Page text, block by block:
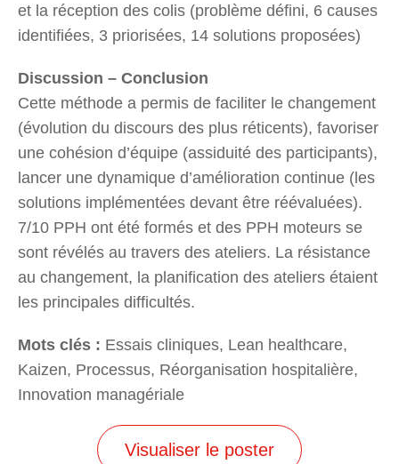
et la réception des colis (problème défini, 6 causes
identifiées, 3 priorisées, 14 solutions proposées)
Discussion – Conclusion
Cette méthode a permis de faciliter le changement
(évolution du discours des plus réticents), favoriser
une cohésion d’équipe (assiduité des participants),
lancer une dynamique d’amélioration continue (les
solutions implémentées devant être réévaluées).
7/10 PPH ont été formés et des PPH moteurs se
sont révélés au travers des ateliers. La résistance
au changement, la planification des ateliers étaient
les principales difficultés.
Mots clés : Essais cliniques, Lean healthcare,
Kaizen, Processus, Réorganisation hospitalière,
Innovation managériale
Visualiser le poster